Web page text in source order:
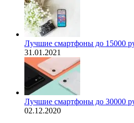
Лучшие смартфоны до 15000
31.01.2021
Лучшие смартфоны до 30000
02.12.2020